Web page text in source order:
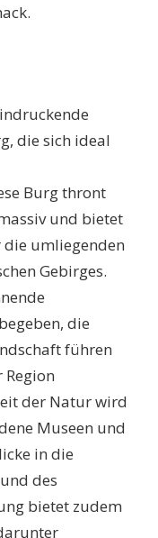
die sich ideal
Burg thront
und bietet
die umliegenden
Gebirges.
die
führen
der Natur wird
Museen und
in die
des
bietet zudem